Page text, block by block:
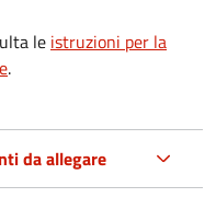
le istruzioni per la
.
da allegare